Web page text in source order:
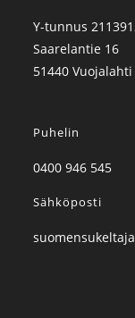
Y-tunnus
Saarelantie 16
51440 Vuojalahti
Puhelin
0400 946 545
Sähköposti